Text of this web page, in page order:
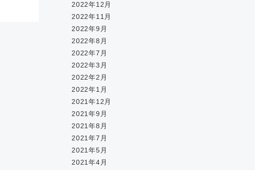
2022年12月
2022年11月
2022年9月
2022年8月
2022年7月
2022年3月
2022年2月
2022年1月
2021年12月
2021年9月
2021年8月
2021年7月
2021年5月
2021年4月